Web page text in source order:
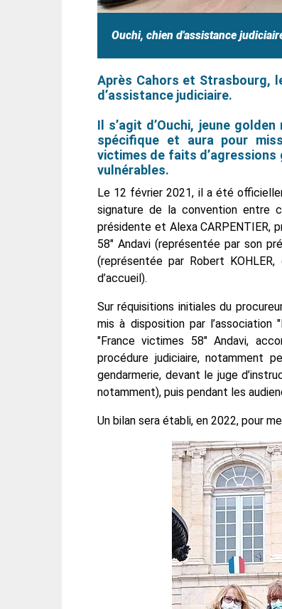
Ouchi, chien d'assistance
Après Cahors et Strasbourg,
d’assistance judiciaire.
Il s’agit d’Ouchi, jeune
spécifique et aura pour
victimes de faits d’agressions
vulnérables.
Le 12 février 2021, il a été
signature de la convention entre
présidente et Alexa CARPENTIER,
58" Andavi (représentée par son
(représentée par Robert
d’accueil).
Sur réquisitions initiales du
mis à disposition par l’association
"France victimes 58" Andavi,
procédure judiciaire, notamment
gendarmerie, devant le juge
notamment), puis pendant les
Un bilan sera établi, en 2022, pour